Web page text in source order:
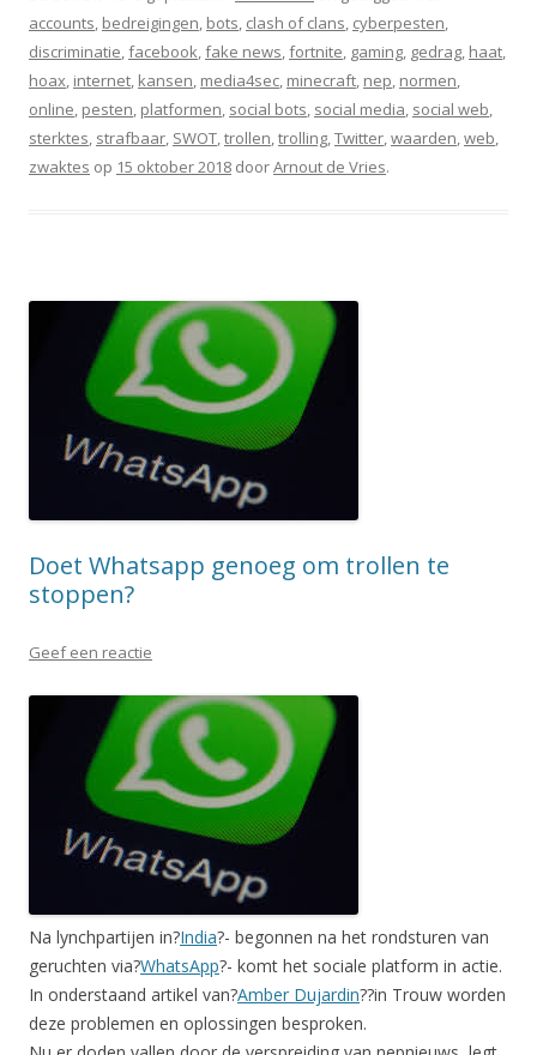
accounts, bedreigingen, bots, clash of clans, cyberpesten,
discriminatie,facebook,fake news,fortnite, gaming, gedrag, haat,
hoax, internet, kansen, media4sec, minecraft, nep, normen,
online, pesten, platformen, social bots, social media, social web,
sterktes, strafbaar, SWOT,trollen,trolling,Twitter,waarden,web,
zwaktes op 15 oktober 2018 doorArnout de Vries.
Doet Whatsapp genoeg om trollen te
stoppen?
Geef een reactie
Na lynchpartijen in?India?- begonnen na het rondsturen van
geruchten via?WhatsApp?- komt het sociale platform in actie.
In onderstaand artikel van?Amber Dujardin??in Trouw worden
deze problemen en oplossingen besproken.